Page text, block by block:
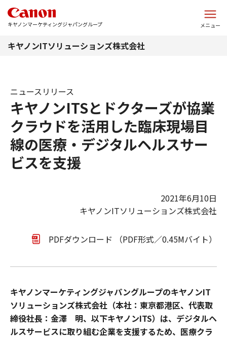
キヤノンマーケティングジャパングループ メニュー
キヤノンITソリューションズ株式会社
キヤノンITSとドクターズが協業
クラウドを活用した臨床現場目
線の医療・デジタルヘルスサー
ビスを支援
ニュースリリース
2021年6月10日
キヤノンITソリューションズ株式会社
PDFダウンロード （PDF形式／0.45Mバイト）
キヤノンマーケティングジャパングループのキヤノンIT
ソリューションズ株式会社（本社：東京都港区、代表取
締役社長：金澤 明、以下キヤノンITS）は、デジタルヘ
ルスサービスに取り組む企業を支援するため、医療クラ